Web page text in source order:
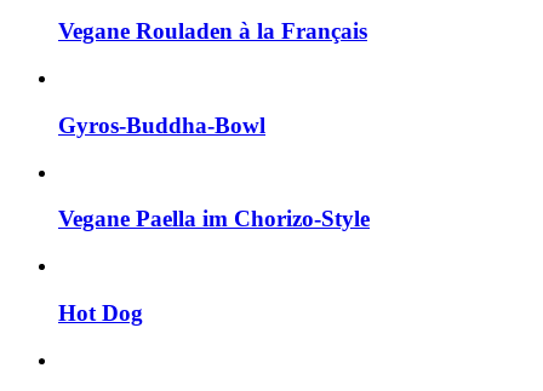
Vegane Rouladen à la Français
Gyros-Buddha-Bowl
Vegane Paella im Chorizo-Style
Hot Dog